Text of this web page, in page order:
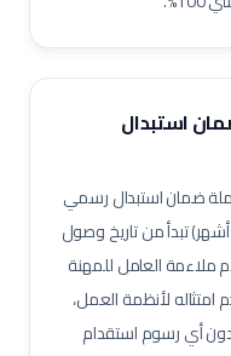
مساعد صيدلي
طبية
أخصائي علاج تنفسي
استبدال
ضمان استبدال رسمي
يوماً (ثلاثة أشهر) تبدأ من تاريخ وصول
ملاءمة العامل للمهنة
امتثاله لأنظمة العمل،
دون أي رسوم استقدام